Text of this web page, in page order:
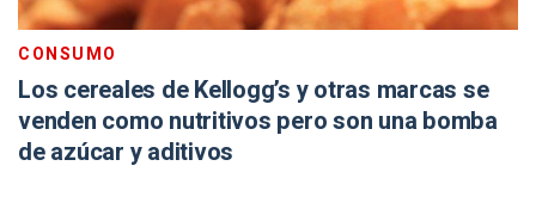
CONSUMO
Los cereales de Kellogg’s y otras marcas se
venden como nutritivos pero son una bomba
de azúcar y aditivos